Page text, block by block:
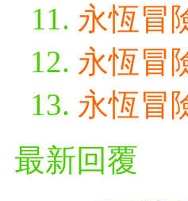
永恆冒
永恆冒
永恆冒
最新回覆